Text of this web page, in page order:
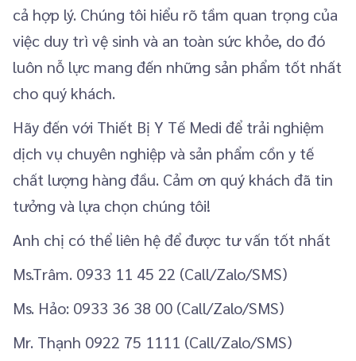
cả hợp lý. Chúng tôi hiểu rõ tầm quan trọng của
việc duy trì vệ sinh và an toàn sức khỏe, do đó
luôn nỗ lực mang đến những sản phẩm tốt nhất
cho quý khách.
Hãy đến với Thiết Bị Y Tế Medi để trải nghiệm
dịch vụ chuyên nghiệp và sản phẩm cồn y tế
chất lượng hàng đầu. Cảm ơn quý khách đã tin
tưởng và lựa chọn chúng tôi!
Anh chị có thể liên hệ để được tư vấn tốt nhất
Ms.Trâm. 0933 11 45 22 (Call/Zalo/SMS)
Ms. Hảo: 0933 36 38 00 (Call/Zalo/SMS)
Mr. Thạnh 0922 75 1111 (Call/Zalo/SMS)